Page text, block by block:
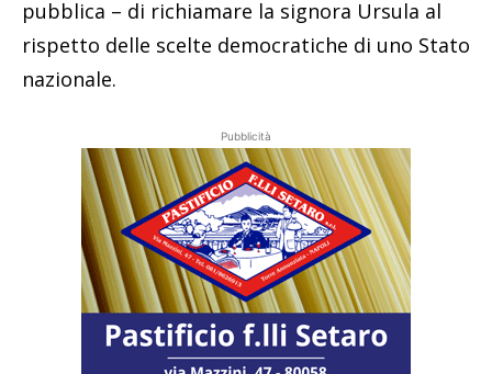
pubblica – di richiamare la signora Ursula al
rispetto delle scelte democratiche di uno Stato
nazionale.
Pubblicità